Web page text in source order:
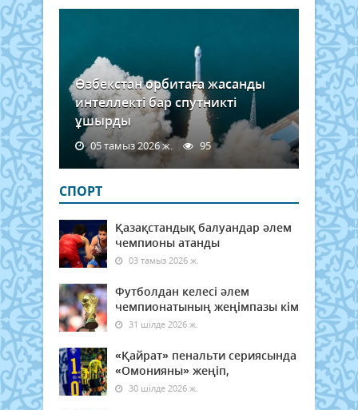
Өзбекстан орбитаға жасанды
интеллекті бар спутникті
ұшырды
05 тамыз 2026 ж. 95
СПОРТ
Қазақстандық балуандар әлем
чемпионы атанды
03 тамыз 2026 ж.
Футболдан келесі әлем
чемпионатының жеңімпазы кім
31 шілде 2026 ж.
«Қайрат» пенальти сериясында
«Омонияны» жеңіп,
30 шілде 2026 ж.